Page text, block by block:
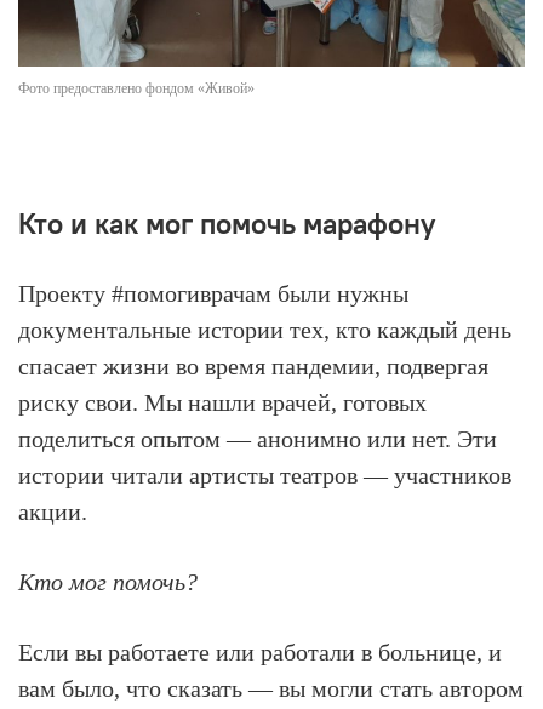
Фото предоставлено фондом «Живой»
Кто и как мог помочь марафону
Проекту #помогиврачам были нужны
документальные истории тех, кто каждый день
спасает жизни во время пандемии, подвергая
риску свои. Мы нашли врачей, готовых
поделиться опытом — анонимно или нет. Эти
истории читали артисты театров — участников
акции.
Кто мог помочь?
Если вы работаете или работали в больнице, и
вам было, что сказать — вы могли стать автором